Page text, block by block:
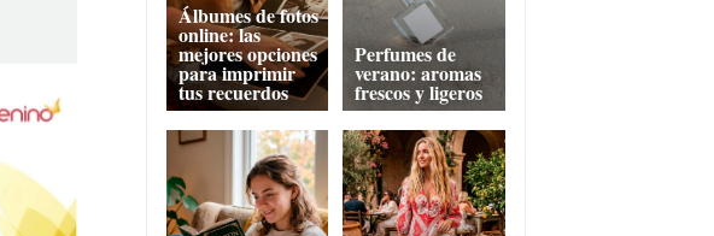
Álbumes de fotos
online: las
mejores opciones
para imprimir
tus recuerdos
Perfumes de
verano: aromas
frescos y ligeros